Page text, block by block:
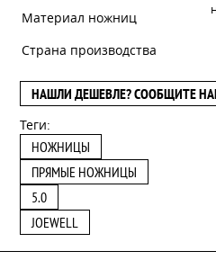
Материал ножниц
Страна производства
НАШЛИ ДЕШЕВЛЕ? СООБЩИТЕ
Теги:
НОЖНИЦЫ
ПРЯМЫЕ НОЖНИЦЫ
5.0
JOEWELL